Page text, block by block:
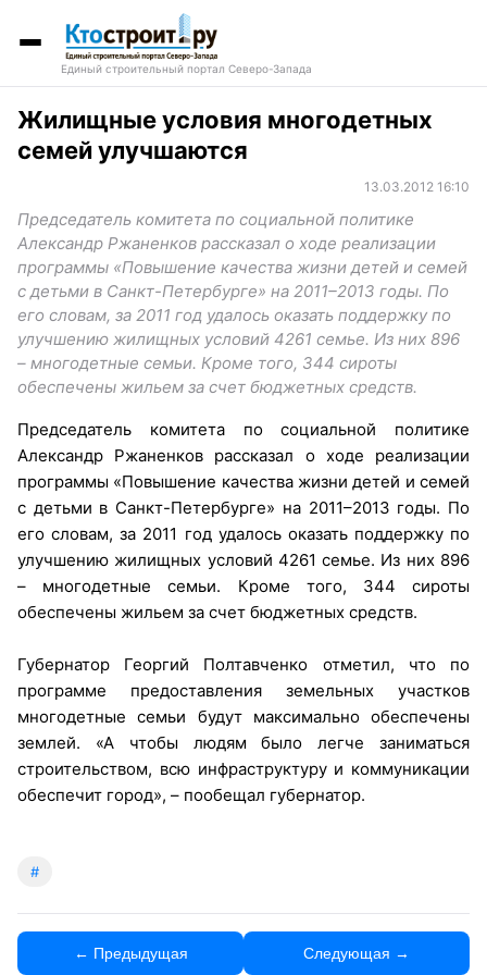
Единый строительный портал Северо-Запада
Жилищные условия многодетных
семей улучшаются
13.03.2012 16:10
Председатель комитета по социальной политике
Александр Ржаненков рассказал о ходе реализации
программы «Повышение качества жизни детей и семей
с детьми в Санкт-Петербурге» на 2011–2013 годы. По
его словам, за 2011 год удалось оказать поддержку по
улучшению жилищных условий 4261 семье. Из них 896
– многодетные семьи. Кроме того, 344 сироты
обеспечены жильем за счет бюджетных средств.
Председатель комитета по социальной политике
Александр Ржаненков рассказал о ходе реализации
программы «Повышение качества жизни детей и семей
с детьми в Санкт-Петербурге» на 2011–2013 годы. По
его словам, за 2011 год удалось оказать поддержку по
улучшению жилищных условий 4261 семье. Из них 896
– многодетные семьи. Кроме того, 344 сироты
обеспечены жильем за счет бюджетных средств.
Губернатор Георгий Полтавченко отметил, что по
программе предоставления земельных участков
многодетные семьи будут максимально обеспечены
землей. «А чтобы людям было легче заниматься
строительством, всю инфраструктуру и коммуникации
обеспечит город», – пообещал губернатор.
#
← Предыдущая Следующая →